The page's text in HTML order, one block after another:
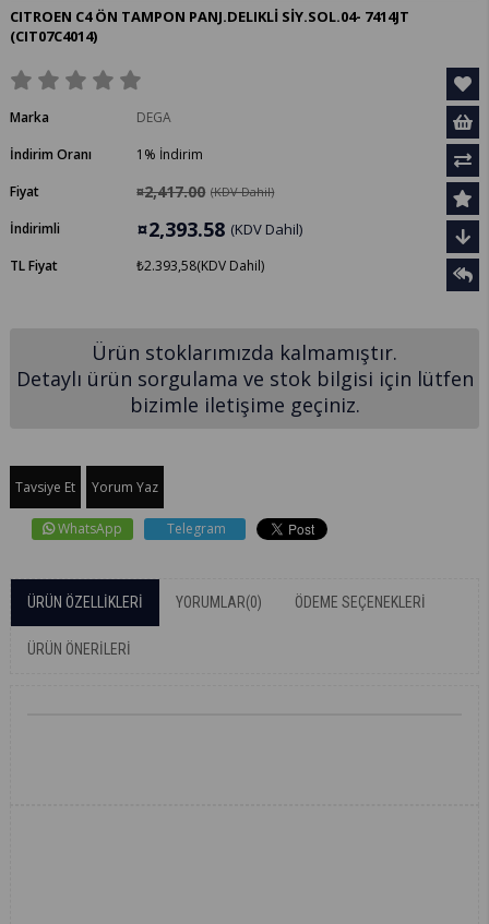
CITROEN C4 ÖN TAMPON PANJ.DELIKLİ SİY.SOL.04- 7414JT
(CIT07C4014)
Marka
DEGA
İndirim Oranı
%
1
İndirim
Fiyat
¤2,417.00 (KDV Dahil)
İndirimli ¤2,393.58 (KDV Dahil)
TL Fiyat ₺2.393,58(KDV Dahil)
Ürün stoklarımızda kalmamıştır.
Detaylı ürün sorgulama ve stok bilgisi için lütfen
bizimle iletişime geçiniz.
Tavsiye Et Yorum Yaz
WhatsApp Telegram
ÜRÜN ÖZELLIKLERI YORUMLAR(0) ÖDEME SEÇENEKLERI
ÜRÜN ÖNERILERI